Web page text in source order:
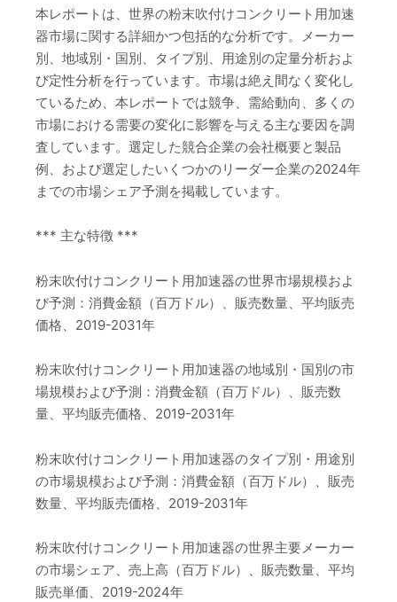
本レポートは、世界の粉末吹付けコンクリート用加速
器市場に関する詳細かつ包括的な分析です。メーカー
別、地域別・国別、タイプ別、用途別の定量分析およ
び定性分析を行っています。市場は絶え間なく変化し
ているため、本レポートでは競争、需給動向、多くの
市場における需要の変化に影響を与える主な要因を調
査しています。選定した競合企業の会社概要と製品
例、および選定したいくつかのリーダー企業の2024年
までの市場シェア予測を掲載しています。
*** 主な特徴 ***
粉末吹付けコンクリート用加速器の世界市場規模およ
び予測：消費金額（百万ドル）、販売数量、平均販売
価格、2019-2031年
粉末吹付けコンクリート用加速器の地域別・国別の市
場規模および予測：消費金額（百万ドル）、販売数
量、平均販売価格、2019-2031年
粉末吹付けコンクリート用加速器のタイプ別・用途別
の市場規模および予測：消費金額（百万ドル）、販売
数量、平均販売価格、2019-2031年
粉末吹付けコンクリート用加速器の世界主要メーカー
の市場シェア、売上高（百万ドル）、販売数量、平均
販売単価、2019-2024年